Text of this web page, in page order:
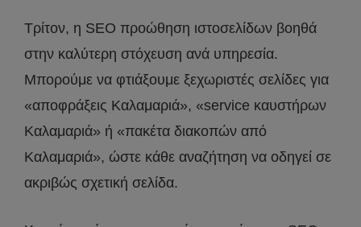
Τρίτον, η SEO προώθηση ιστοσελίδων βοηθά
στην καλύτερη στόχευση ανά υπηρεσία.
Μπορούμε να φτιάξουμε ξεχωριστές σελίδες για
«αποφράξεις Καλαμαριά», «service καυστήρων
Καλαμαριά» ή «πακέτα διακοπών από
Καλαμαριά», ώστε κάθε αναζήτηση να οδηγεί σε
ακριβώς σχετική σελίδα.